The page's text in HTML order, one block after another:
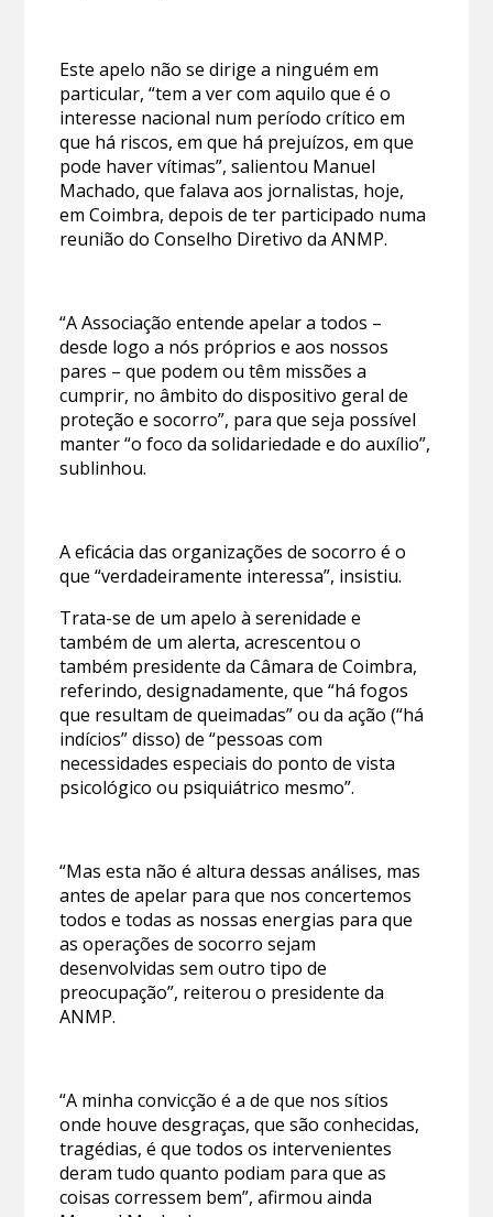
Este apelo não se dirige a ninguém em
particular, “tem a ver com aquilo que é o
interesse nacional num período crítico em
que há riscos, em que há prejuízos, em que
pode haver vítimas”, salientou Manuel
Machado, que falava aos jornalistas, hoje,
em Coimbra, depois de ter participado numa
reunião do Conselho Diretivo da ANMP.
“A Associação entende apelar a todos –
desde logo a nós próprios e aos nossos
pares – que podem ou têm missões a
cumprir, no âmbito do dispositivo geral de
proteção e socorro”, para que seja possível
manter “o foco da solidariedade e do auxílio”,
sublinhou.
A eficácia das organizações de socorro é o
que “verdadeiramente interessa”, insistiu.
Trata-se de um apelo à serenidade e
também de um alerta, acrescentou o
também presidente da Câmara de Coimbra,
referindo, designadamente, que “há fogos
que resultam de queimadas” ou da ação (“há
indícios” disso) de “pessoas com
necessidades especiais do ponto de vista
psicológico ou psiquiátrico mesmo”.
“Mas esta não é altura dessas análises, mas
antes de apelar para que nos concertemos
todos e todas as nossas energias para que
as operações de socorro sejam
desenvolvidas sem outro tipo de
preocupação”, reiterou o presidente da
ANMP.
“A minha convicção é a de que nos sítios
onde houve desgraças, que são conhecidas,
tragédias, é que todos os intervenientes
deram tudo quanto podiam para que as
coisas corressem bem”, afirmou ainda